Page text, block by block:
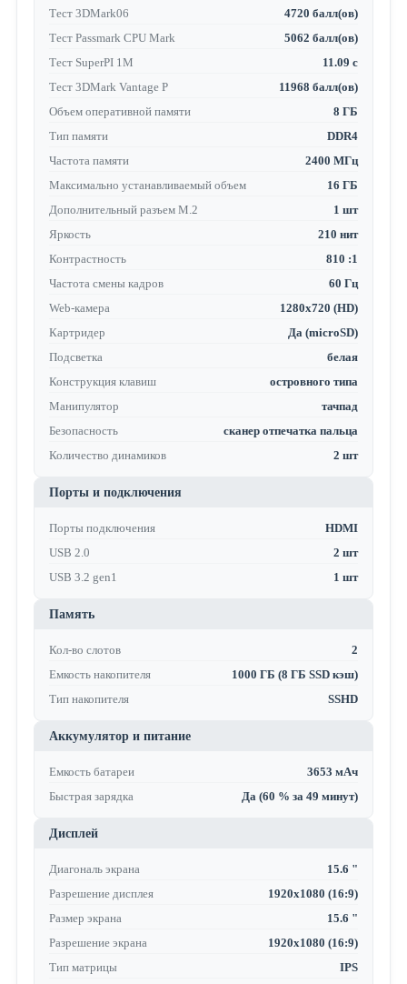
Тест 3DMark06
4720 балл(ов)
Тест Passmark CPU Mark
5062 балл(ов)
Тест SuperPI 1M
11.09 с
Тест 3DMark Vantage P
11968 балл(ов)
Объем оперативной памяти
8 ГБ
Тип памяти
DDR4
Частота памяти
2400 МГц
Максимально устанавливаемый объем
16 ГБ
Дополнительный разъем M.2
1 шт
Яркость
210 нит
Контрастность
810 :1
Частота смены кадров
60 Гц
Web-камера
1280x720 (HD)
Картридер
Да (microSD)
Подсветка
белая
Конструкция клавиш
островного типа
Манипулятор
тачпад
Безопасность
сканер отпечатка пальца
Количество динамиков
2 шт
Порты и подключения
Порты подключения
HDMI
USB 2.0
2 шт
USB 3.2 gen1
1 шт
Память
Кол-во слотов
2
Емкость накопителя
1000 ГБ (8 ГБ SSD кэш)
Тип накопителя
SSHD
Аккумулятор и питание
Емкость батареи
3653 мАч
Быстрая зарядка
Да (60 % за 49 минут)
Дисплей
Диагональ экрана
15.6 "
Разрешение дисплея
1920x1080 (16:9)
Размер экрана
15.6 "
Разрешение экрана
1920x1080 (16:9)
Тип матрицы
IPS